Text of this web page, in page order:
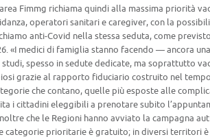
Fimmg richiama quindi alla massima priorità
operatori sanitari e caregiver, con la
anti-Covid nella stessa seduta, come
«I medici di famiglia stanno facendo — ancora
studi, spesso in sedute dedicate, ma soprattutto
grazie al rapporto fiduciario costruito nel
che contano, quelle più esposte alle
i cittadini eleggibili a prenotare subito
che le Regioni hanno avviato la campagna
categorie prioritarie è gratuito; in diversi territori è